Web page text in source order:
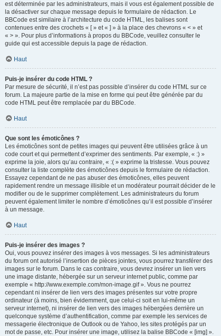
est déterminée par les administrateurs, mais il vous est également possible de
la désactiver sur chaque message depuis le formulaire de rédaction. Le
BBCode est similaire à l’architecture du code HTML, les balises sont
contenues entre des crochets « [ » et « ] » à la place des chevrons « < » et
« > ». Pour plus d’informations à propos du BBCode, veuillez consulter le
guide qui est accessible depuis la page de rédaction.
Haut
Puis-je insérer du code HTML ?
Par mesure de sécurité, il n’est pas possible d’insérer du code HTML sur ce
forum. La majeure partie de la mise en forme qui peut être générée par du
code HTML peut être remplacée par du BBCode.
Haut
Que sont les émoticônes ?
Les émoticônes sont de petites images qui peuvent être utilisées grâce à un
code court et qui permettent d’exprimer des sentiments. Par exemple, « :) »
exprime la joie, alors qu’au contraire, « :( » exprime la tristesse. Vous pouvez
consulter la liste complète des émoticônes depuis le formulaire de rédaction.
Essayez cependant de ne pas abuser des émoticônes, elles peuvent
rapidement rendre un message illisible et un modérateur pourrait décider de le
modifier ou de le supprimer complètement. Les administrateurs du forum
peuvent également limiter le nombre d’émoticônes qu’il est possible d’insérer
à un message.
Haut
Puis-je insérer des images ?
Oui, vous pouvez insérer des images à vos messages. Si les administrateurs
du forum ont autorisé l’insertion de pièces jointes, vous pourrez transférer des
images sur le forum. Dans le cas contraire, vous devrez insérer un lien vers
une image distante, hébergée sur un serveur internet public, comme par
exemple « http://www.exemple.com/mon-image.gif ». Vous ne pourrez
cependant ni insérer de lien vers des images présentes sur votre propre
ordinateur (à moins, bien évidemment, que celui-ci soit en lui-même un
serveur internet), ni insérer de lien vers des images hébergées derrière un
quelconque système d’authentification, comme par exemple les services de
messagerie électronique de Outlook ou de Yahoo, les sites protégés par un
mot de passe, etc. Pour insérer une image, utilisez la balise BBCode « [img] ».